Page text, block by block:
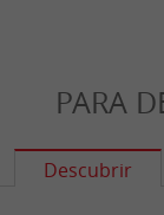
PARA
Descubrir